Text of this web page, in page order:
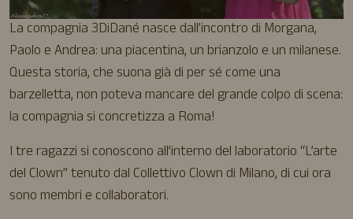
La compagnia 3DiDané nasce dall’incontro di Morgana,
Paolo e Andrea: una piacentina, un brianzolo e un milanese.
Questa storia, che suona già di per sé come una
barzelletta, non poteva mancare del grande colpo di scena:
la compagnia si concretizza a Roma!
I tre ragazzi si conoscono all’interno del laboratorio “L’arte
del Clown” tenuto dal Collettivo Clown di Milano, di cui ora
sono membri e collaboratori.